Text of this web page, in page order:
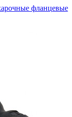
фланцевые